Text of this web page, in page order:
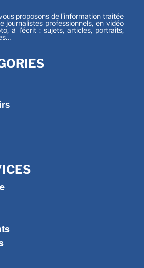
proposons de l’information traitée
journalistes professionnels, en vidéo
à l’écrit : sujets, articles, portraits,